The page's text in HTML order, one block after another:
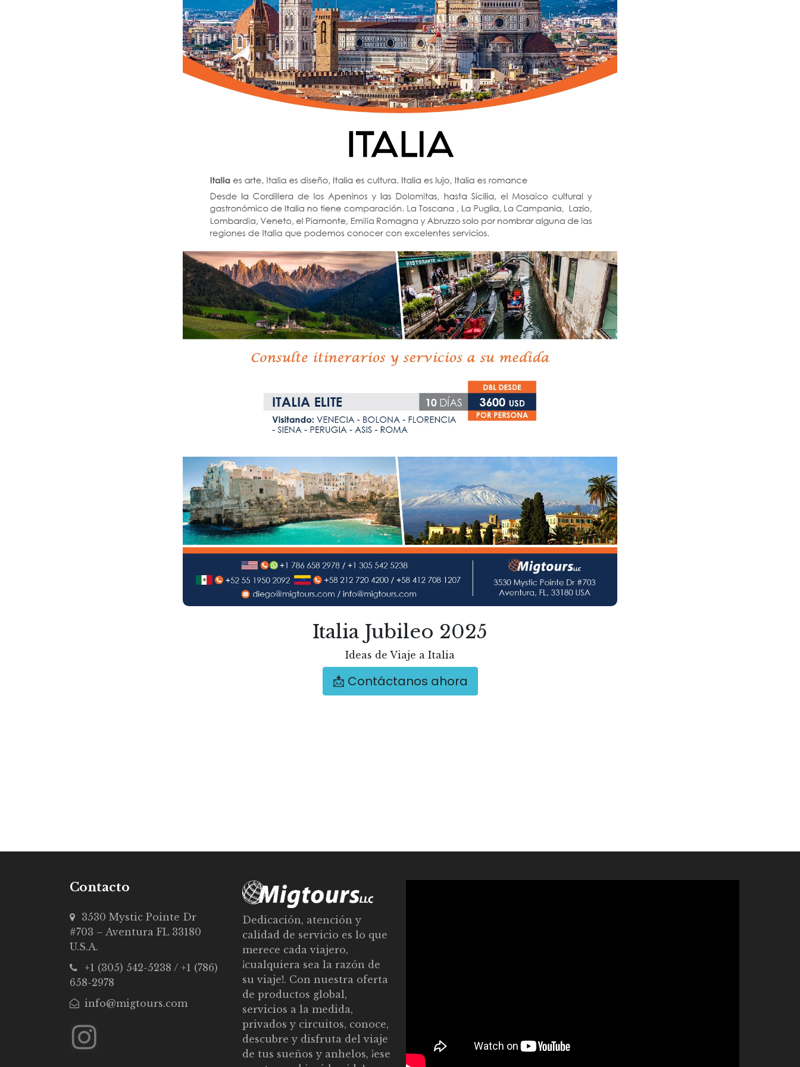
Italia Jubileo 2025
Ideas de Viaje a Italia
📩 Contáctanos ahora
Contacto
3530 Mystic Pointe Dr
#703 – Aventura FL 33180
U.S.A.
+1 (305) 542-5238 / +1 (786)
658-2978
info@migtours.com
Dedicación, atención y
calidad de servicio es lo que
merece cada viajero,
¡cualquiera sea la razón de
su viaje!. Con nuestra oferta
de productos global,
servicios a la medida,
privados y circuitos, conoce,
descubre y disfruta del viaje
de tus sueños y anhelos, ¡ese